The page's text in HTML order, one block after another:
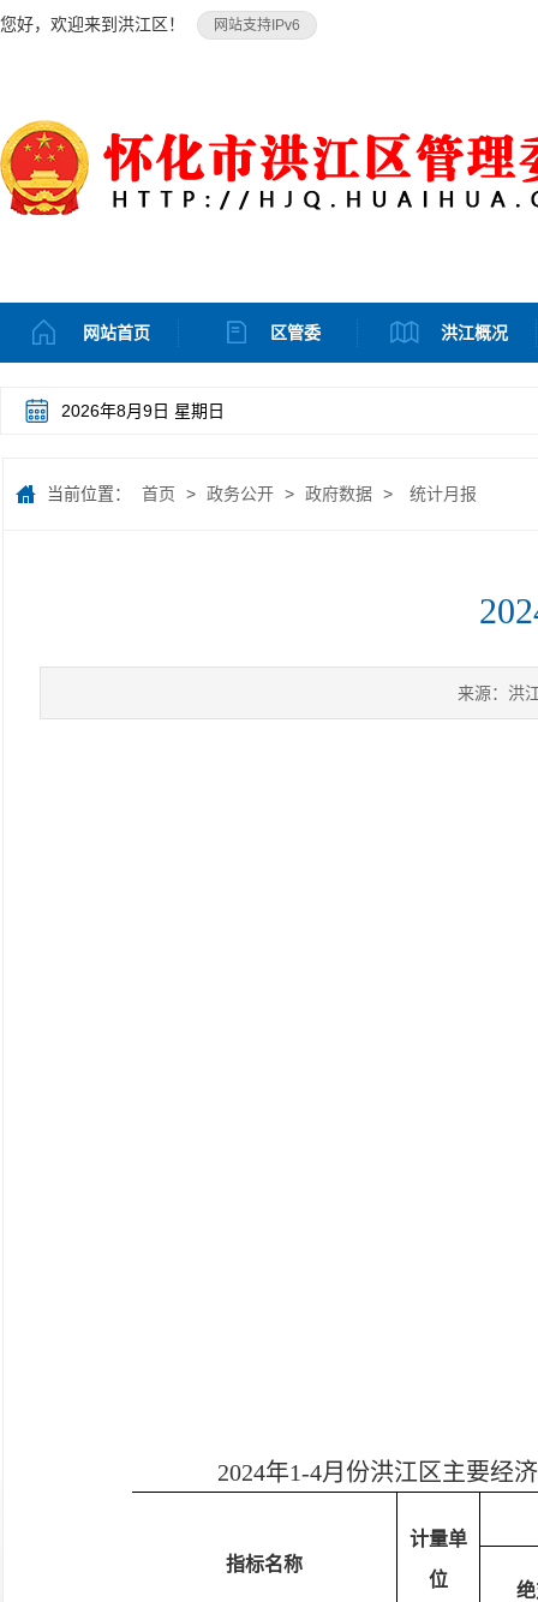
您好，欢迎来到洪江区！ 网站支持IPv6
网站首页 区管委 洪江概况
2026年8月9日 星期日
当前位置： 首页 > 政务公开 > 政府数据 > 统计月报
来源：洪
2024年1-4月份洪江区主要经
指标名称
计量单
位